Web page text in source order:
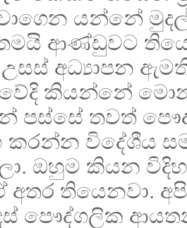
යන්නේ
ආණ්ඩුවට
අධ්‍යාපන
කියන්නේ
පස්සේ තවත්
විදේශීය
ඔහුම කියන
අතර තියෙනවා.
පෞද්ගලික